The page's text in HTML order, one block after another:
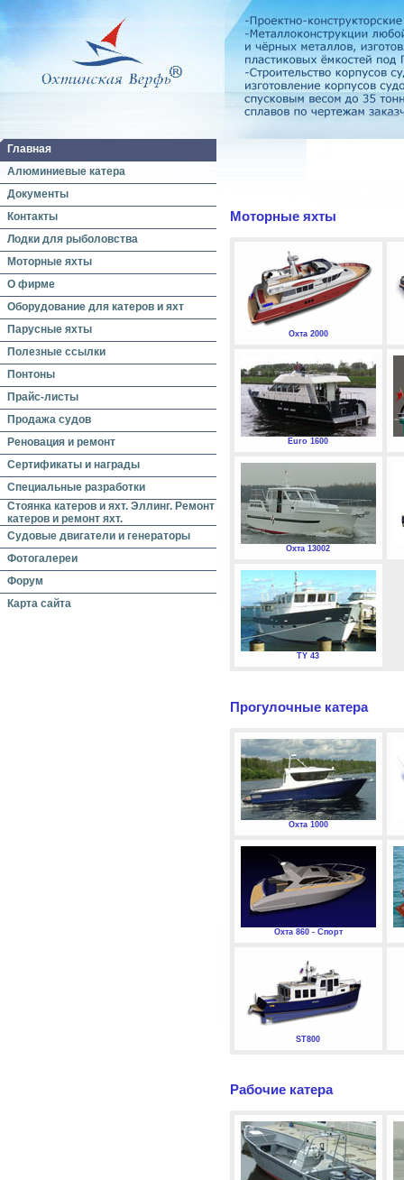
Главная
Алюминиевые катера
Документы
Контакты
Лодки для рыболовства
Моторные яхты
О фирме
Оборудование для катеров и яхт
Парусные яхты
Полезные ссылки
Понтоны
Прайс-листы
Продажа судов
Реновация и ремонт
Сертификаты и награды
Специальные разработки
Стоянка катеров и яхт. Эллинг. Ремонт
катеров и ремонт яхт.
Судовые двигатели и генераторы
Фотогалереи
Форум
Карта сайта
Моторные яхты
Охта 2000
Euro 1600
Охта 13002
TY 43
Прогулочные катера
Охта 1000
Охта 860 - Спорт
ST800
Рабочие катера